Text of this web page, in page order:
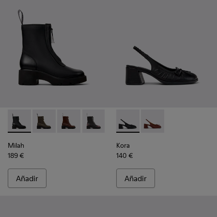
Milah - K400776-001 - Botines negros de piel para mujer.
Milah - K400776-011
Milah - K400776-010
Milah - K400776-008
Milah - K400776-007
Milah - K400776-002
Milah
189 €
Añadir
Kora - K201896-001 -
Kora - K201896-002
Kora
140 €
Añadir